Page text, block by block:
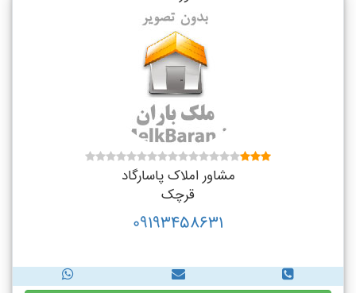
مشاور املاک پاسارگاد
قرچک
09193458631